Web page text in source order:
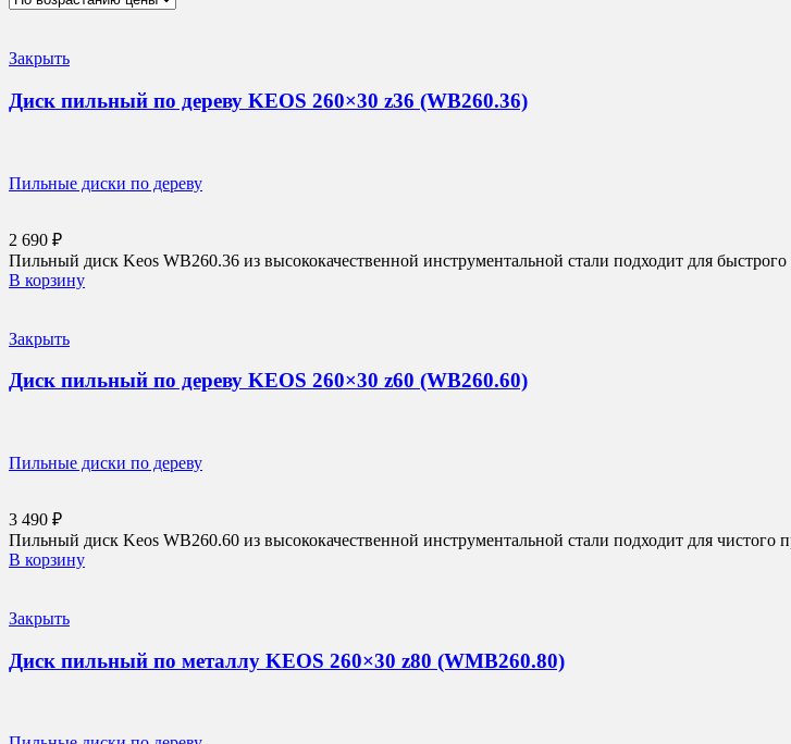
Закрыть
Диск пильный по дереву KEOS 260×30 z36 (WB260.36)
Пильные диски по дереву
2 690 ₽
Пильный диск Keos WB260.36 из высококачественной инструментальной стали подходит для
В корзину
Закрыть
Диск пильный по дереву KEOS 260×30 z60 (WB260.60)
Пильные диски по дереву
3 490 ₽
Пильный диск Keos WB260.60 из высококачественной инструментальной стали подходит для чистого
В корзину
Закрыть
Диск пильный по металлу KEOS 260×30 z80 (WMB260.80)